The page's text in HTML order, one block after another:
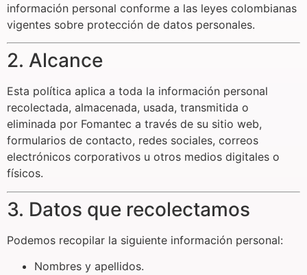
información personal conforme a las leyes colombianas
vigentes sobre protección de datos personales.
2. Alcance
Esta política aplica a toda la información personal
recolectada, almacenada, usada, transmitida o
eliminada por Fomantec a través de su sitio web,
formularios de contacto, redes sociales, correos
electrónicos corporativos u otros medios digitales o
físicos.
3. Datos que recolectamos
Podemos recopilar la siguiente información personal:
Nombres y apellidos.